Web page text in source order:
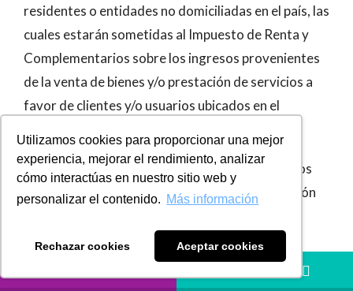
Utilizamos cookies para proporcionar una mejor
experiencia, mejorar el rendimiento, analizar
cómo interactúas en nuestro sitio web y
personalizar el contenido. Más información
Rechazar cookies Aceptar cookies
residentes o entidades no domiciliadas en el país, las
cuales estarán sometidas al Impuesto de Renta y
Complementarios sobre los ingresos provenientes
de la venta de bienes y/o prestación de servicios a
favor de clientes y/o usuarios ubicados en el
Por lo anterior, se relacionarán a continuación los
aspectos más relevantes de esta nueva obligación
¿Quiénes están obligados?